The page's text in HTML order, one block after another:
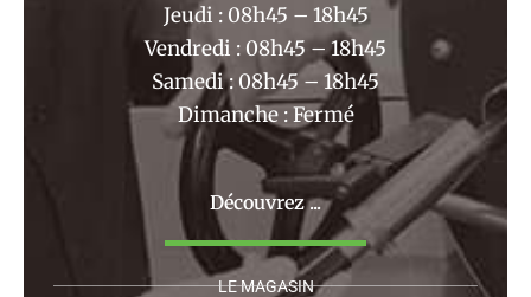
Jeudi : 08h45 – 18h45
Vendredi : 08h45 – 18h45
Samedi : 08h45 – 18h45
Dimanche : Fermé
Découvrez ...
LE MAGASIN